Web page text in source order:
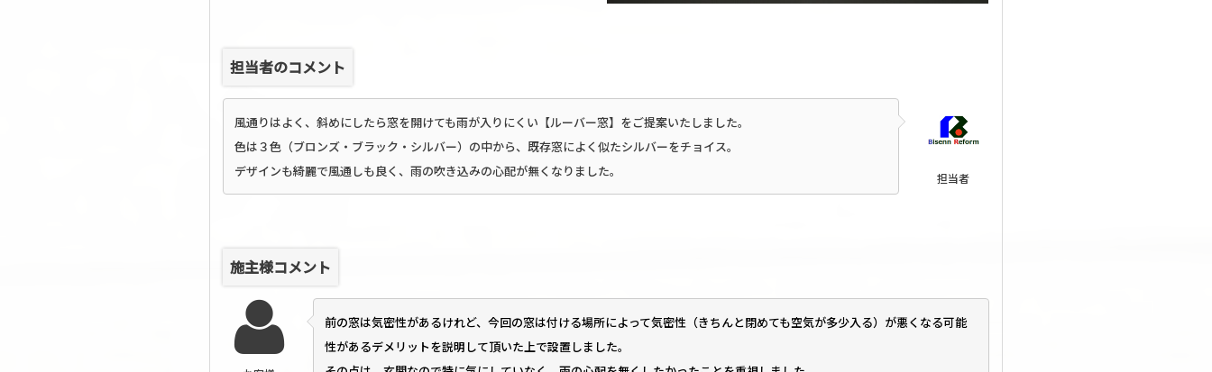
担当者のコメント
担当者
風通りはよく、斜めにしたら窓を開けても雨が入りにくい【ルーバー窓】をご提案いたしました。
色は３色（ブロンズ・ブラック・シルバー）の中から、既存窓によく似たシルバーをチョイス。
デザインも綺麗で風通しも良く、雨の吹き込みの心配が無くなりました。
施主様コメント
前の窓は気密性があるけれど、今回の窓は付ける場所によって気密性（きちんと閉めても空気が多少入る）が悪くなる可能
性があるデメリットを説明して頂いた上で設置しました。